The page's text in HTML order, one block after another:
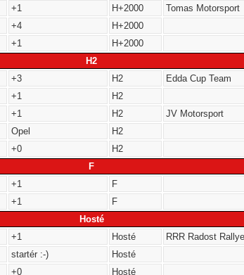
+1 H+2000
Tomas Motorsport
+4
H+2000
+1
H+2000
H2
+3 H2
Edda Cup Team
+1
H2
+1 H2
JV Motorsport
Opel
H2
+0
H2
F
+1
F
+1
F
Hosté
+1 Hosté
RRR Radost
startér :-)
Hosté
+0 Hosté